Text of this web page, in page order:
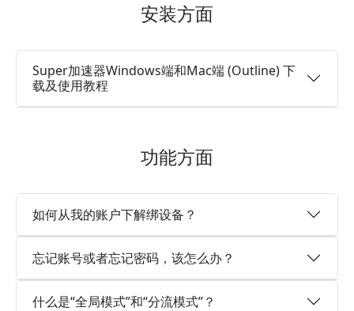
安装方面
Super加速器Windows端和Mac端 (Outline) 下
载及使用教程
功能方面
如何从我的账户下解绑设备？
忘记账号或者忘记密码，该怎么办？
什么是“全局模式”和“分流模式”？